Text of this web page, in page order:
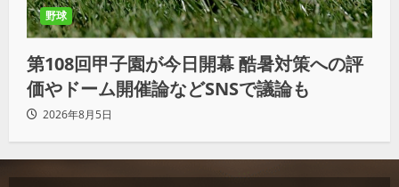
野球
第108回甲子園が今日開幕 酷暑対策への評
価やドーム開催論などSNSで議論も
2026年8月5日